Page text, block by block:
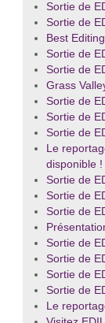
Sortie de
Sortie de
Best
Sortie de
Sortie de
Grass
Sortie de
Sortie de
Sortie de
Le
disponible !
Sortie de
Sortie de
Sortie de
Sortie de
Sortie de
Sortie de
Sortie de
Le